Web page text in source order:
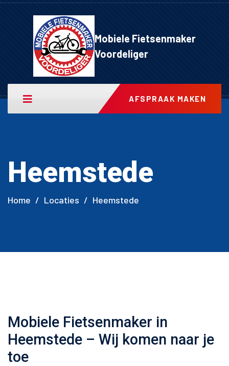
Mobiele Fietsenmaker
Voordeliger
AFSPRAAK MAKEN
Heemstede
Home / Locaties / Heemstede
Mobiele Fietsenmaker in
Heemstede – Wij komen naar je
toe